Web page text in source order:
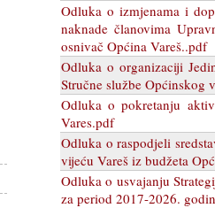
Odluka o izmjenama i
naknade članovima
osnivač Općina Vareš..pdf
Odluka o organizaciji
Stručne službe Općinskog
Odluka o pokretanju
Vares.pdf
Odluka o raspodjeli
vijeću Vareš iz budžeta
Odluka o usvajanju
za period 2017-2026.